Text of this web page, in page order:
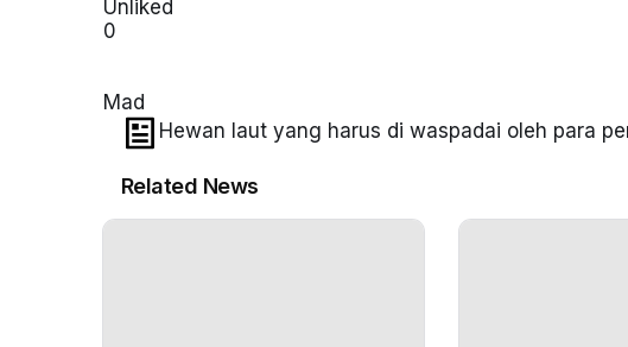
Unliked
0
Mad
Hewan laut yang harus di waspadai oleh para
Related News